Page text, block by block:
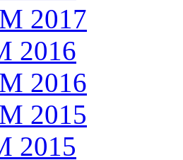
2017
2016
2016
2015
2015